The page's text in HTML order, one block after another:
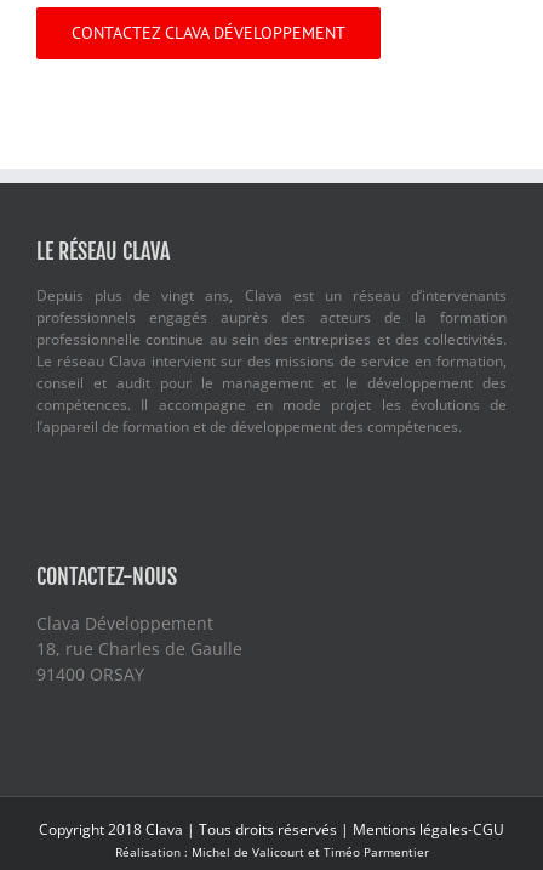
CONTACTEZ CLAVA DÉVELOPPEMENT
LE RÉSEAU CLAVA
Depuis plus de vingt ans, Clava est un réseau d’intervenants
professionnels engagés auprès des acteurs de la formation
professionnelle continue au sein des entreprises et des collectivités.
Le réseau Clava intervient sur des missions de service en formation,
conseil et audit pour le management et le développement des
compétences. Il accompagne en mode projet les évolutions de
l’appareil de formation et de développement des compétences.
CONTACTEZ-NOUS
Clava Développement
18, rue Charles de Gaulle
91400 ORSAY
Copyright 2018 Clava | Tous droits réservés | Mentions légales-CGU
Réalisation : Michel de Valicourt et Timéo Parmentier